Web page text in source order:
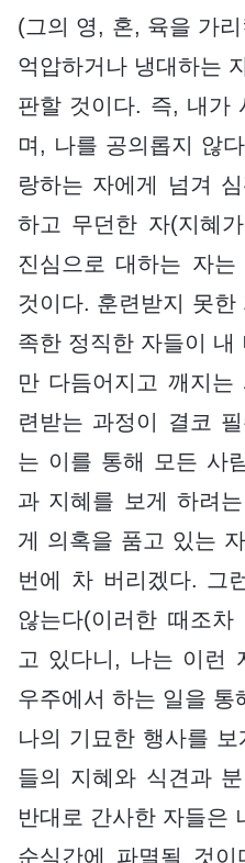
(그의 영, 혼, 육을 가
억압하거나 냉대하는
판할 것이다. 즉, 내가
며, 나를 공의롭지 않
랑하는 자에게 넘겨
하고 무던한 자(지혜
진심으로 대하는 자
것이다. 훈련받지 못
족한 정직한 자들이 내
만 다듬어지고 깨지
련받는 과정이 결코
는 이를 통해 모든 사
과 지혜를 보게 하려
게 의혹을 품고 있는
번에 차 버리겠다. 그
않는다(이러한 때조
고 있다니, 나는 이런
우주에서 하는 일을 통
나의 기묘한 행사를
들의 지혜와 식견과
반대로 간사한 자들은
순식간에 파멸될 것